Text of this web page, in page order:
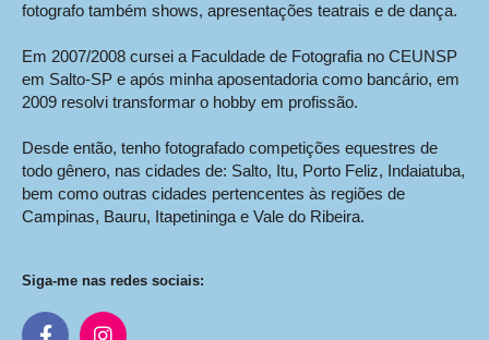
fotografo também shows, apresentações teatrais e de dança.
Em 2007/2008 cursei a Faculdade de Fotografia no CEUNSP
em Salto-SP e após minha aposentadoria como bancário, em
2009 resolvi transformar o hobby em profissão.
Desde então, tenho fotografado competições equestres de
todo gênero, nas cidades de: Salto, Itu, Porto Feliz, Indaiatuba,
bem como outras cidades pertencentes às regiões de
Campinas, Bauru, Itapetininga e Vale do Ribeira.
Siga-me nas redes sociais: